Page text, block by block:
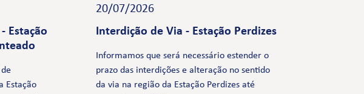
Estação
Estação
20/07/2026
Interdição de Via - Estação Perdizes
Informamos que será necessário estender o
prazo das interdições e alteração no sentido
da via na região da Estação Perdizes até